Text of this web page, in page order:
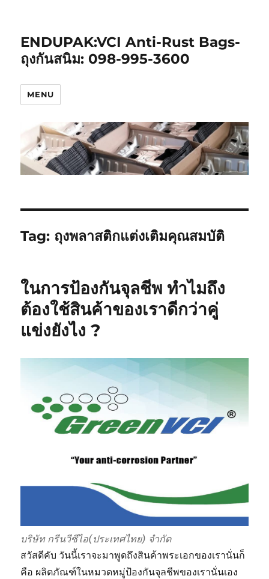
ENDUPAK:VCI Anti-Rust Bags-
ถุงกันสนิม: 098-995-3600
MENU
Tag: ถุงพลาสติกแต่งเติมคุณสมบัติ
ในการป้องกันจุลชีพ ทำไมถึง
ต้องใช้สินค้าของเราดีกว่าคู่
แข่งยังไง ?
บริษัท กรีนวีซีไอ(ประเทศไทย) จำกัด
สวัสดีคับ วันนี้เราจะมาพูดถึงสินค้าพระเอกของเรานั่นก็
คือ ผลิตภัณฑ์ในหมวดหมู่ป้องกันจุลชีพของเรานั่นเอง